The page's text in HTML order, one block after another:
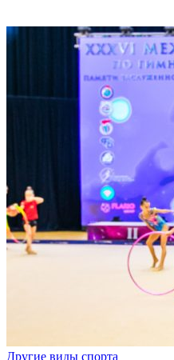
Другие виды спорта